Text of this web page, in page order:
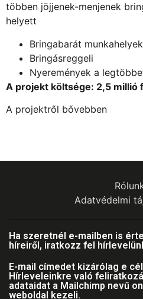
többen jöjjenek-menjenek
helyett
Bringabarát
Bringásreggeli
Nyeremények a
A projekt költsége: 2,5 millió
A projektről bővebben
Adatvédelmi
Ha szeretnél e-mailben is
híreiről, iratkozz fel
E-mail címedet kizárólag e
Hírleveleinkre való
adataidat a Mailchimp nevű
weboldal kezeli.